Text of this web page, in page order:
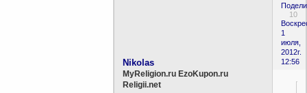
10
1
июля,
2012г.
12:56
Nikolas
MyReligion.ru EzoKupon.ru
Religii.net